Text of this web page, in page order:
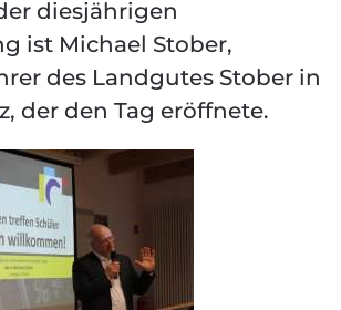
diesjährigen
ist Michael Stober,
des Landgutes Stober in
der den Tag eröffnete.